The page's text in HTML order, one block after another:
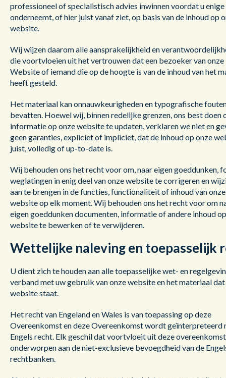
professioneel of specialistisch advies inwinnen voordat u
onderneemt, of hier juist vanaf ziet, op basis van de inhoud op
website.
Wij wijzen daarom alle aansprakelijkheid en
die voortvloeien uit het vertrouwen dat een bezoeker van onze
Website of iemand die op de hoogte is van de inhoud van het
heeft gesteld.
Het materiaal kan onnauwkeurigheden en typografische
bevatten. Hoewel wij, binnen redelijke grenzen, ons best doen
informatie op onze website te updaten, verklaren we niet en
geen garanties, expliciet of impliciet, dat de inhoud op onze
juist, volledig of up-to-date is.
Wij behouden ons het recht voor om, naar eigen goeddunken,
weglatingen in enig deel van onze website te corrigeren en
aan te brengen in de functies, functionaliteit of inhoud van onze
website op elk moment. Wij behouden ons het recht voor om
eigen goeddunken documenten, informatie of andere inhoud
website te bewerken of te verwijderen.
Wettelijke naleving en toepasselijk
U dient zich te houden aan alle toepasselijke wet- en
verband met uw gebruik van onze website en het materiaal
website staat.
Het recht van Engeland en Wales is van toepassing op deze
Overeenkomst en deze Overeenkomst wordt geïnterpreteerd
Engels recht. Elk geschil dat voortvloeit uit deze
onderworpen aan de niet-exclusieve bevoegdheid van de
rechtbanken.